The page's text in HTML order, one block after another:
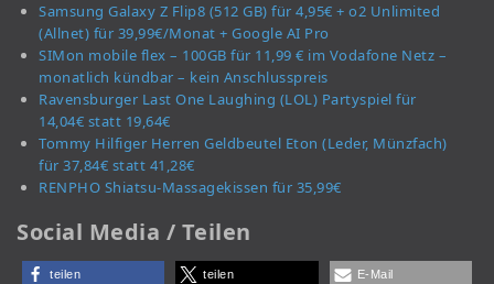
Samsung Galaxy Z Flip8 (512 GB) für 4,95€ + o2 Unlimited
(Allnet) für 39,99€/Monat + Google AI Pro
SIMon mobile flex – 100GB für 11,99 € im Vodafone Netz –
monatlich kündbar – kein Anschlusspreis
Ravensburger Last One Laughing (LOL) Partyspiel für
14,04€ statt 19,64€
Tommy Hilfiger Herren Geldbeutel Eton (Leder, Münzfach)
für 37,84€ statt 41,28€
RENPHO Shiatsu-Massagekissen für 35,99€
Social Media / Teilen
teilen teilen E-Mail